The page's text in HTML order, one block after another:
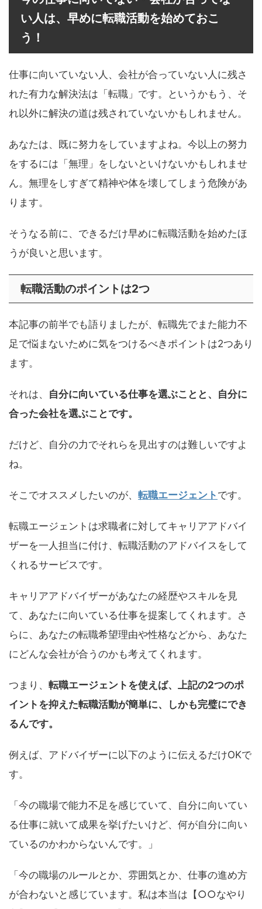
い人は、早めに転職活動を始めておこ
う！
仕事に向いていない人、会社が合っていない人に残さ
れた有力な解決法は「転職」です。というかもう、そ
れ以外に解決の道は残されていないかもしれません。
あなたは、既に努力をしていますよね。今以上の努力
をするには「無理」をしないといけないかもしれませ
ん。無理をしすぎて精神や体を壊してしまう危険があ
ります。
そうなる前に、できるだけ早めに転職活動を始めたほ
うが良いと思います。
転職活動のポイントは2つ
本記事の前半でも語りましたが、転職先でまた能力不
足で悩まないために気をつけるべきポイントは2つあり
ます。
それは、 自分に向いている仕事を選ぶことと、自分に
合った会社を選ぶことです。
だけど、自分の力でそれらを見出すのは難しいですよ
ね。
そこでオススメしたいのが、 転職エージェント です。
転職エージェントは求職者に対してキャリアアドバイ
ザーを一人担当に付け、転職活動のアドバイスをして
くれるサービスです。
キャリアアドバイザーがあなたの経歴やスキルを見
て、あなたに向いている仕事を提案してくれます。さ
らに、あなたの転職希望理由や性格などから、あなた
にどんな会社が合うのかも考えてくれます。
つまり、 転職エージェントを使えば、上記の2つのポ
イントを抑えた転職活動が簡単に、しかも完璧にでき
るんです。
例えば、アドバイザーに以下のように伝えるだけOKで
す。
「今の職場で能力不足を感じていて、自分に向いてい
る仕事に就いて成果を挙げたいけど、何が自分に向い
ているのかわからないんです。」
「今の職場のルールとか、雰囲気とか、仕事の進め方
が合わないと感じています。私は本当は【○○なやり